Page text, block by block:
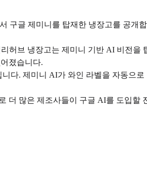
구글 제미니를 탑재한 냉장고를 공
허브 냉장고는 제미니 기반 AI 비전을
졌습니다.
다. 제미니 AI가 와인 라벨을 자동으
더 많은 제조사들이 구글 AI를 도입할